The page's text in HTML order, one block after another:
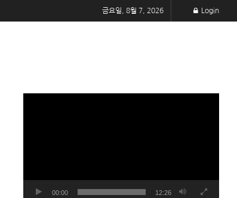
금요일, 8월 7, 2026 Login
00:00 12:26